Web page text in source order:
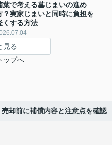
葉で考える墓じまいの進め
？実家じまいと同時に負担を
くする方法
見る
ップへ
却前に補償内容と注意点を確認